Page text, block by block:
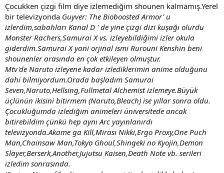
Çocukken çizgi film diye izlemediğim shounen kalmamış.Yerel
bir televizyonda Guyver: The Bioboosted Armor' u
izlerdim,sabahları Kanal D ' de yine çizgi dizi kuşağı olurdu
Monster Rachers,Samurai X vs. izleyebildiğimi izler okula
giderdim.Samurai X yani orjinal ismi Rurouni Kenshin beni
shounenler arasında en çok etkileyen olmuştur.
Mtv'de Naruto izleyene kadar izlediklerimin anime olduğunu
dahi bilmiyordum.Orada başladım Samurai
Seven,Naruto,Hellsing,Fullmetal Alchemist izlemeye.Büyük
üçlünün ikisini bitirmem (Naruto,Bleach) ise yıllar sonra oldu.
Çocukluğumda izlediğim animeleri üniversitede ancak
bitirebildim çünkü hep aynı Arc yayınlanırdı
televizyonda.Akame ga Kill,Mirası Nikki,Ergo Proxy,One Puch
Man,Chainsaw Man,Tokyo Ghoul,Shingeki no Kyojin,Demon
Slayer,Berserk,Another,Jujutsu Kaisen,Death Note vb. serileri
izledim sonrasında.